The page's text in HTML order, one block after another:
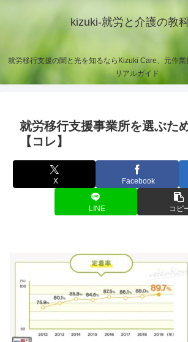
kizuki-就労と介護の教
就労移行支援の闇と光を知るならKizuki Care、元作
リアルガイド
就労移行支援事業所を選ぶた
【コレ】
X Facebook
LINE コピ